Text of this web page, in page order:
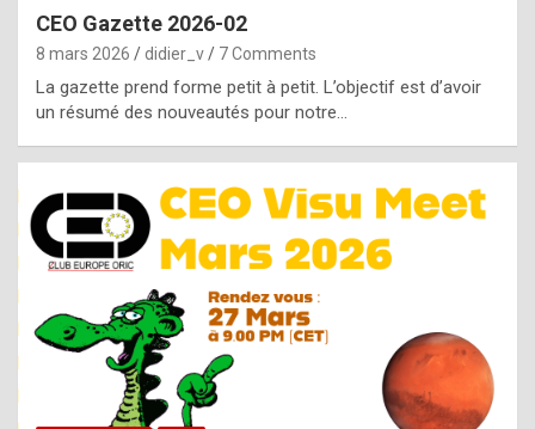
g
e
n
u
i
n
e
R
o
CEO Gazette 2026-02
8 mars 2026 didier_v 7 Comments
La gazette prend forme petit à petit. L’objectif est d’avoir
un résumé des nouveautés pour notre…